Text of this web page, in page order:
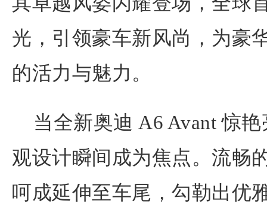
光，引领豪车新风尚，为豪
的活力与魅力。
当全新奥迪 A6 Avant 惊
观设计瞬间成为焦点。流畅
呵成延伸至车尾，勾勒出优